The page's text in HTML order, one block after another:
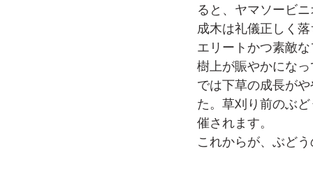
ると、ヤマソービ
成木は礼儀正しく
エリートかつ素敵
樹上が賑やかにな
では下草の成長が
た。草刈り前のぶ
催されます。
これからが、ぶど